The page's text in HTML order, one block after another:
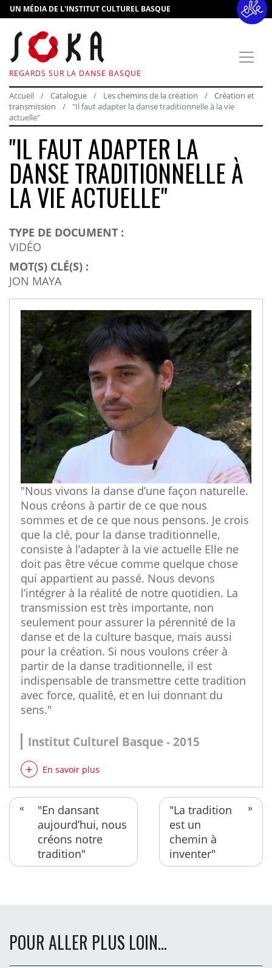
UN MÉDIA DE L'INSTITUT CULTUREL BASQUE
REGARDS SUR LA DANSE BASQUE
Accueil Catalogue Les chemins de la création
Création et
transmission
"Il faut adapter la danse traditionnelle à la vie
actuelle"
"IL FAUT ADAPTER LA
DANSE TRADITIONNELLE À
LA VIE ACTUELLE"
TYPE DE DOCUMENT :
VIDÉO
MOT(S) CLÉ(S) :
JON MAYA
"Nous vivons la danse d’une façon naturelle.
Nous créons à partir de ce que nous
sommes et de ce que nous pensons. Je crois
que la clé, pour la danse traditionnelle,
consiste à l’adapter à la vie actuelle Elle ne
doit pas être vécue comme quelque chose
qui appartient au passé. Nous devons
l’intégrer à la réalité de notre quotidien. La
transmission est très importante, non
seulement pour assurer la pérennité de la
danse et de la culture basque, mais aussi
pour la création. Si nous voulons créer à
partir de la danse traditionnelle, il est
indispensable de transmettre cette tradition
avec force, qualité, et en lui donnant du
sens."
Institut Culturel Basque - 2015
En savoir plus
"En dansant
aujourd’hui, nous
créons notre
tradition"
"La tradition
est un
chemin à
inventer"
POUR ALLER PLUS LOIN...